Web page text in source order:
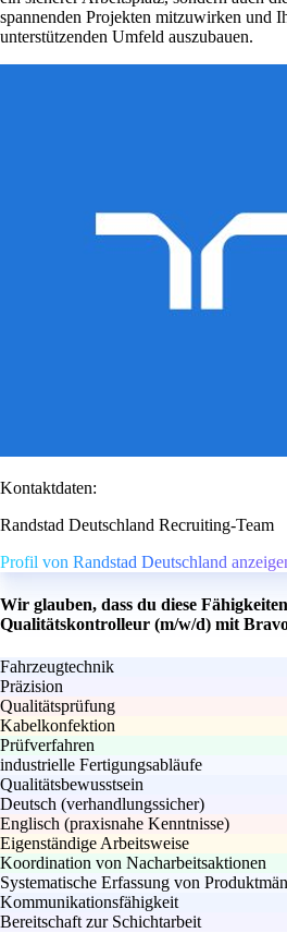
spannenden Projekten mitzuwirken und
unterstützenden Umfeld auszubauen.
Kontaktdaten:
Randstad Deutschland Recruiting-Team
Profil von Randstad Deutschland
Wir glauben, dass du diese
Qualitätskontrolleur (m/w/d) mit
Fahrzeugtechnik
Präzision
Qualitätsprüfung
Kabelkonfektion
Prüfverfahren
industrielle Fertigungsabläufe
Qualitätsbewusstsein
Deutsch (verhandlungssicher)
Englisch (praxisnahe Kenntnisse)
Eigenständige Arbeitsweise
Koordination von Nacharbeitsaktionen
Systematische Erfassung von
Kommunikationsfähigkeit
Bereitschaft zur Schichtarbeit